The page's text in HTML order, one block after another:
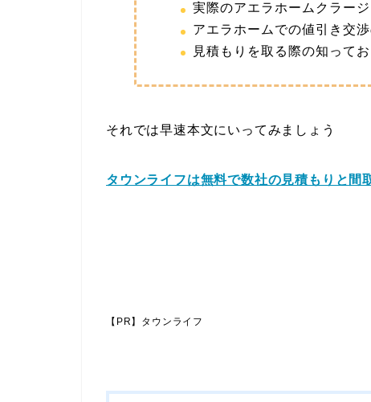
実際のアエラホームクラー
アエラホームでの値引き交
見積もりを取る際の知って
それでは早速本文にいってみましょう
タウンライフは無料で数社の見積もりと間
【PR】タウンライフ